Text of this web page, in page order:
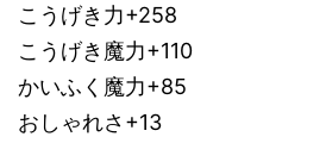
こうげき力+258
こうげき魔力+110
かいふく魔力+85
おしゃれさ+13